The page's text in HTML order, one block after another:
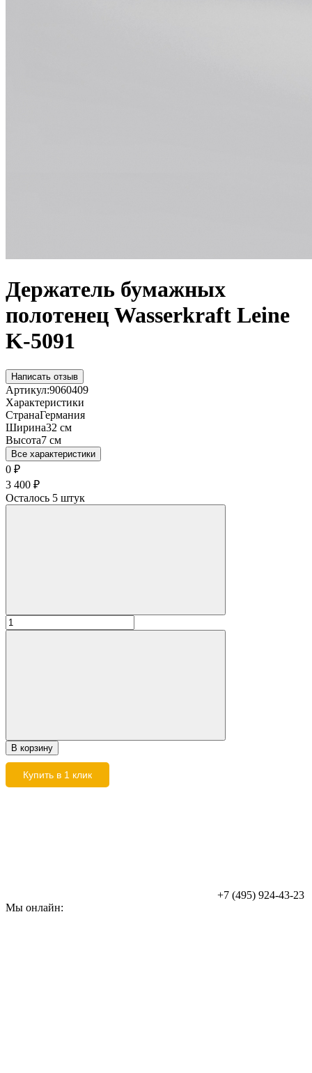
Держатель бумажных
полотенец Wasserkraft Leine
K-5091
Написать отзыв
Артикул:9060409
Характеристики
СтранаГермания
Ширина32 см
Высота7 см
Все характеристики
0 ₽
3 400 ₽
Осталось 5 штук
В корзину
Купить в 1 клик
+7 (495) 924-43-23
Мы онлайн: